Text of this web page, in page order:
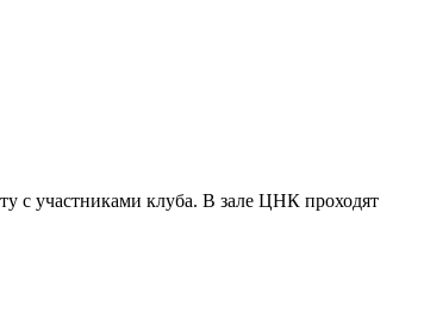
с участниками клуба. В зале ЦНК проходят